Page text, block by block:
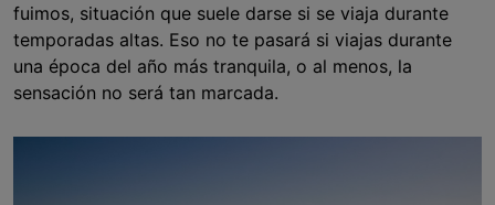
fuimos, situación que suele darse si se viaja durante
temporadas altas. Eso no te pasará si viajas durante
una época del año más tranquila, o al menos, la
sensación no será tan marcada.